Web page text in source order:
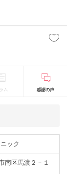
ム 感謝の声
ック
区馬渡２－１